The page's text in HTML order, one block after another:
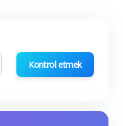
Kontrol etmek